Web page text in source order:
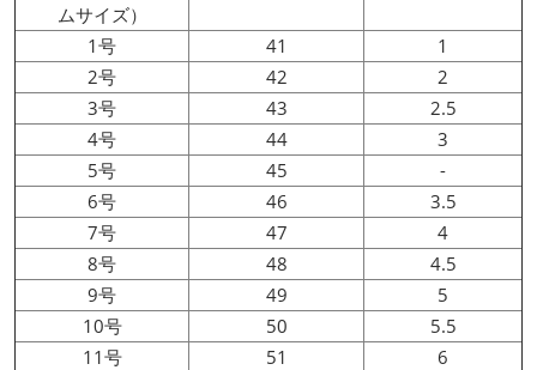
ムサイズ）
1号 41
1
2号
42
2
3号
43
2.5
4号
44
3
5号
45
-
6号
46
3.5
7号
47
4
8号
48
4.5
9号
49
5
10号
50
5.5
11号
51 6